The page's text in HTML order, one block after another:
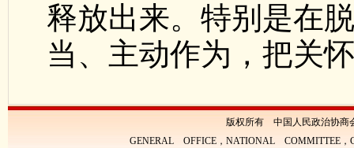
释放出来。特别是在
当、主动作为，把关
版权所有 中国人民政治协商
GENERAL OFFICE，NATIONAL COMMITTEE，